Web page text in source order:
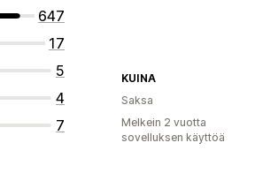
647
17
5
4
7
KUINA
Saksa
Melkein 2 vuotta
sovelluksen käyttöä